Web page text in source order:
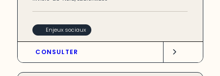
Enjeux sociaux
CONSULTER